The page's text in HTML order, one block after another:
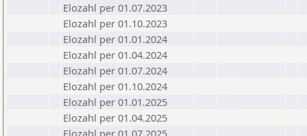
Elozahl per 01.07.2023
Elozahl per 01.10.2023
Elozahl per 01.01.2024
Elozahl per 01.04.2024
Elozahl per 01.07.2024
Elozahl per 01.10.2024
Elozahl per 01.01.2025
Elozahl per 01.04.2025
Elozahl per 01.07.2025